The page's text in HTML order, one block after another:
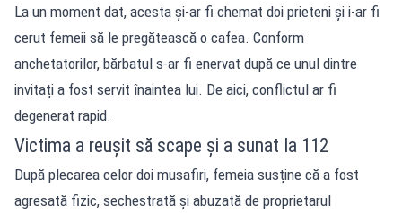
La un moment dat, acesta și-ar fi chemat doi prieteni și i-ar fi
cerut femeii să le pregătească o cafea. Conform
anchetatorilor, bărbatul s-ar fi enervat după ce unul dintre
invitați a fost servit înaintea lui. De aici, conflictul ar fi
degenerat rapid.
Victima a reușit să scape și a sunat la 112
După plecarea celor doi musafiri, femeia susține că a fost
agresată fizic, sechestrată și abuzată de proprietarul